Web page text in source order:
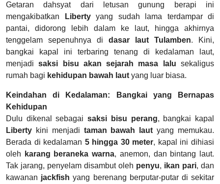
Getaran dahsyat dari letusan gunung berapi ini
mengakibatkan
Libertyyang sudah lama terdampar di
pantai, didorong lebih dalam ke laut, hingga akhirnya
tenggelam sepenuhnya di dasar laut Tulamben. Kini,
bangkai kapal ini terbaring tenang di kedalaman laut,
menjadisaksi bisu akan sejarah masa lalu sekaligus
rumah bagi kehidupan bawah laut yang luar biasa.
Keindahan di Kedalaman: Bangkai yang Bernapas
Kehidupan
Dulu dikenal sebagaisaksi bisu perang, bangkai kapal
Liberty kini menjadi taman bawah laut yang memukau.
Berada di kedalaman 5 hingga 30 meter, kapal ini dihiasi
oleh
karang beraneka warna, anemon, dan bintang laut.
Tak jarang, penyelam disambut oleh penyu, ikan pari, dan
kawanan jackfish yang berenang berputar-putar di sekitar